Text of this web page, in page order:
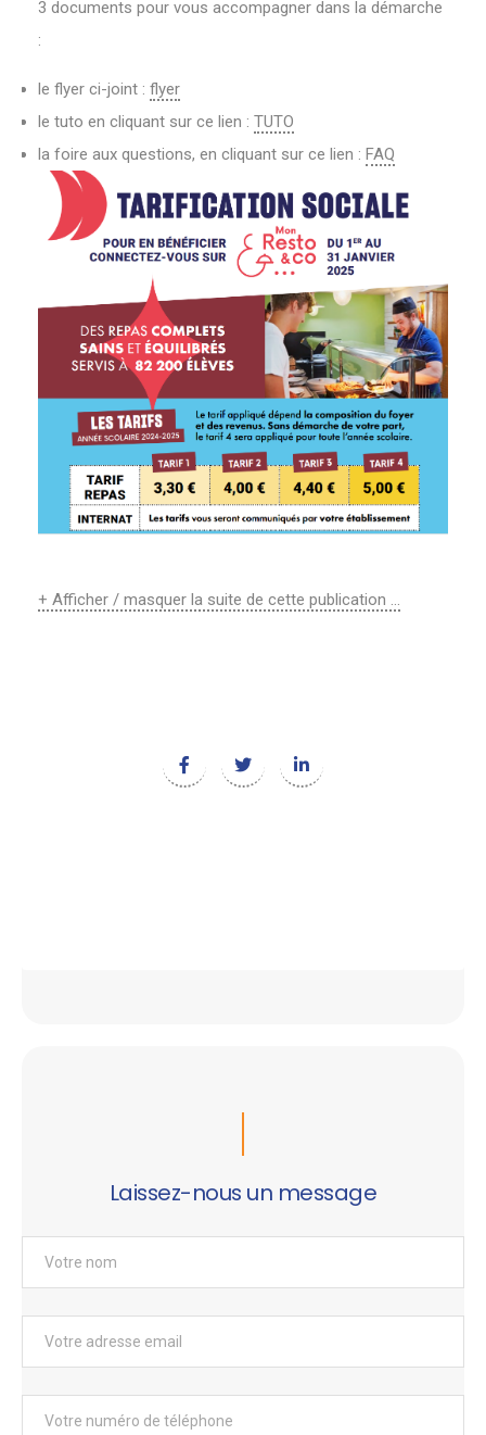
3 documents pour vous accompagner dans la démarche
:
le flyer ci-joint : flyer
le tuto en cliquant sur ce lien : TUTO
la foire aux questions, en cliquant sur ce lien : FAQ
+ Afficher / masquer la suite de cette publication ...
Laissez-nous un message